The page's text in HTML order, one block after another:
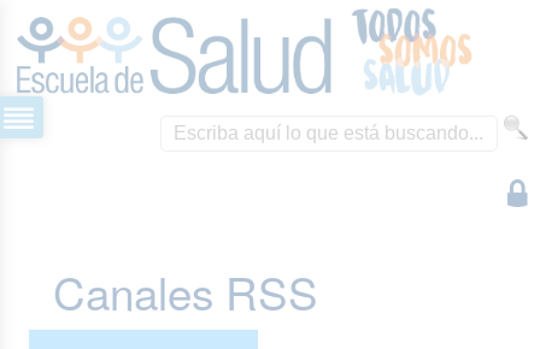
Canales RSS